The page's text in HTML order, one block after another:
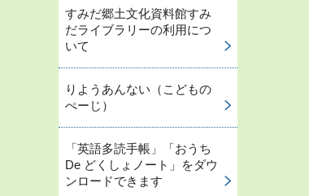
すみだ郷土文化資料館すみ
だライブラリーの利用につ
いて
りようあんない（こどもの
ぺーじ）
「英語多読手帳」「おうち
De どくしょノート」をダウ
ンロードできます